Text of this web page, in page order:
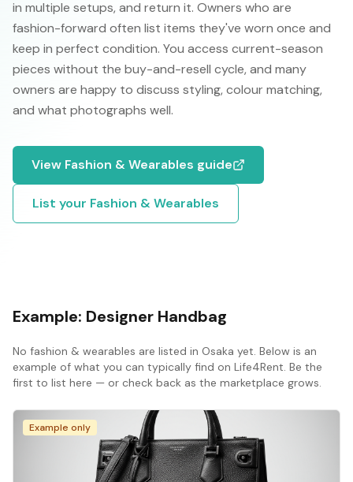
in multiple setups, and return it. Owners who are
fashion-forward often list items they've worn once and
keep in perfect condition. You access current-season
pieces without the buy-and-resell cycle, and many
owners are happy to discuss styling, colour matching,
and what photographs well.
View Fashion & Wearables guide
List your Fashion & Wearables
Example: Designer Handbag
No fashion & wearables are listed in Osaka yet. Below is an
example of what you can typically find on Life4Rent. Be the
first to list here — or check back as the marketplace grows.
Example only